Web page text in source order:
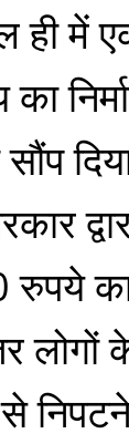
ही में
लोगों